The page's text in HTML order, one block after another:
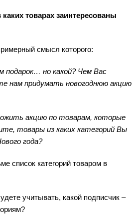
каких товарах заинтересованы
смысл которого:
но какой? Чем Вас
нам придумать новогоднюю акцию
акцию по товарам, которые
товары из каких категорий Вы
года?
список категорий товаром в
учитывать, какой подписчик –